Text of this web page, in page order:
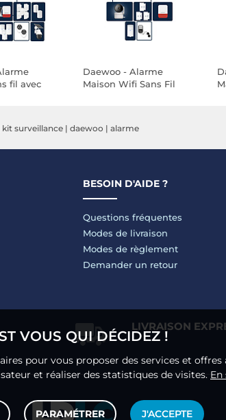
fil avec
- Sans
Daewoo - Alarme
Maison Wifi Sans Fil
Accessoires
kit surveillance | daewoo | alarme
BESOIN D'AIDE ?
Questions fréquentes
Modes de livraison
Modes de règlement
Demander un retour
LIVRAISON
VOUS QUI DÉCIDEZ !
pour vous proposer des services et
et réaliser des statistiques de visites. En
PARAMÉTRER J'ACCEPTE